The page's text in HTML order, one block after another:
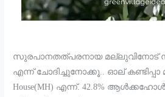
സുരപാനതത്പരനായ മല്ലുവിനോട്
എന്ന് ചോദിച്ചുനോക്കൂ.. ഓല് കണ്ടിപ്പാ
House(MH) എന്ന്. 42.8%